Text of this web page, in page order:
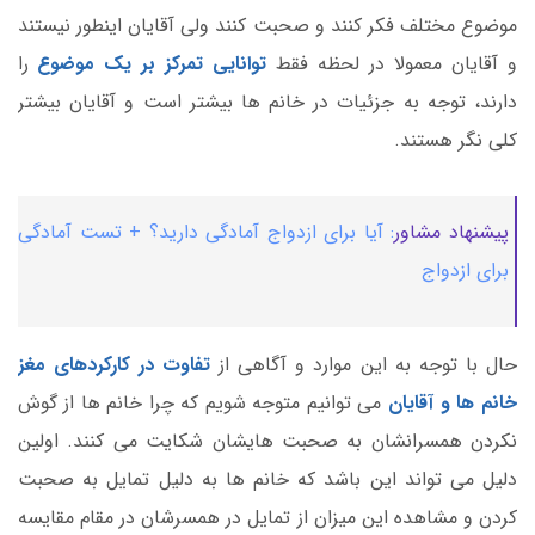
موضوع مختلف فکر کنند و صحبت کنند ولی آقایان اینطور نیستند
و آقایان معمولا در لحظه فقط توانایی تمرکز بر یک موضوع را
دارند، توجه به جزئیات در خانم ها بیشتر است و آقایان بیشتر
کلی نگر هستند.
پیشنهاد مشاور: آیا برای ازدواج آمادگی دارید؟ + تست آمادگی
برای ازدواج
حال با توجه به این موارد و آگاهی از تفاوت در کارکردهای مغز
خانم ها و آقایان می توانیم متوجه شویم که چرا خانم ها از گوش
نکردن همسرانشان به صحبت هایشان شکایت می کنند. اولین
دلیل می تواند این باشد که خانم ها به دلیل تمایل به صحبت
کردن و مشاهده این میزان از تمایل در همسرشان در مقام مقایسه